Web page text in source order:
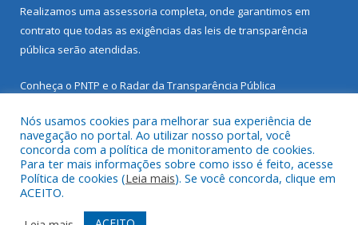
Realizamos uma assessoria completa, onde garantimos em
contrato que todas as exigências das leis de transparência
pública serão atendidas.
Conheça o PNTP e o Radar da Transparência Pública
Todos os direitos reservados a Prefeitura Municipal de Santarém
Novo.
Mapa do Site Acessar Área Administrativa
Nós usamos cookies para melhorar sua experiência de
navegação no portal. Ao utilizar nosso portal, você
concorda com a política de monitoramento de cookies.
Para ter mais informações sobre como isso é feito, acesse
Política de cookies (Leia mais). Se você concorda, clique em
ACEITO.